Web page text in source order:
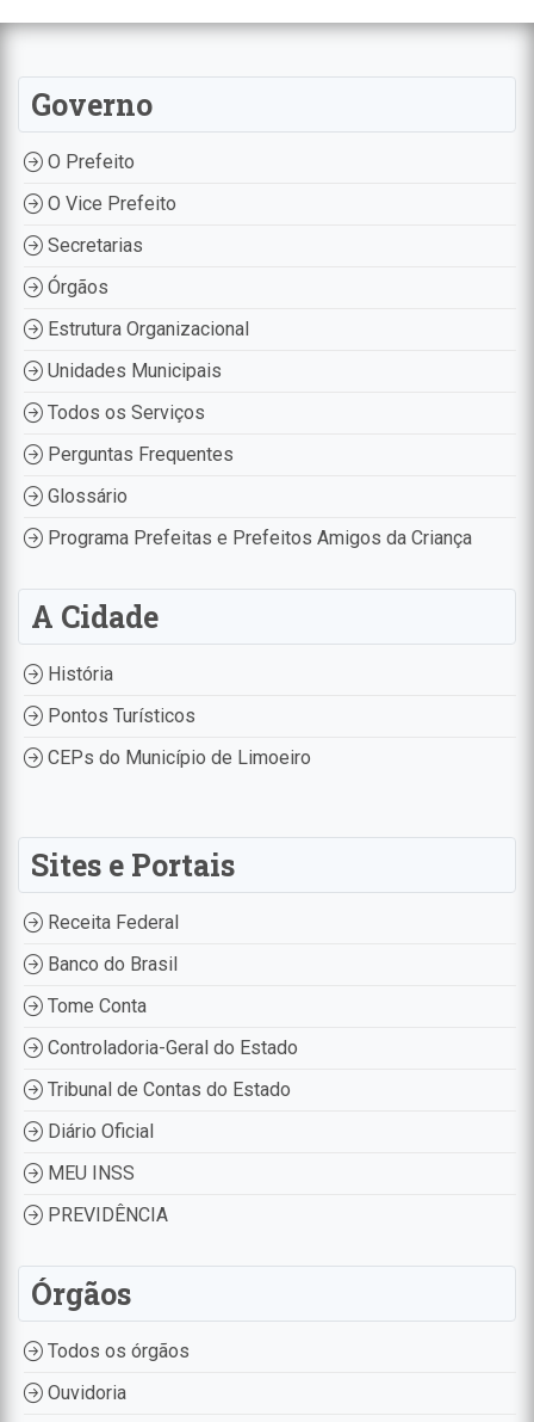
Governo
O Prefeito
O Vice Prefeito
Secretarias
Órgãos
Estrutura Organizacional
Unidades Municipais
Todos os Serviços
Perguntas Frequentes
Glossário
Programa Prefeitas e Prefeitos Amigos da Criança
A Cidade
História
Pontos Turísticos
CEPs do Município de Limoeiro
Sites e Portais
Receita Federal
Banco do Brasil
Tome Conta
Controladoria-Geral do Estado
Tribunal de Contas do Estado
Diário Oficial
MEU INSS
PREVIDÊNCIA
Órgãos
Todos os órgãos
Ouvidoria